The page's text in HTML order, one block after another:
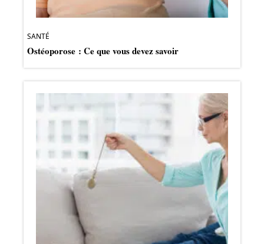
SANTÉ
Ostéoporose : Ce que vous devez savoir